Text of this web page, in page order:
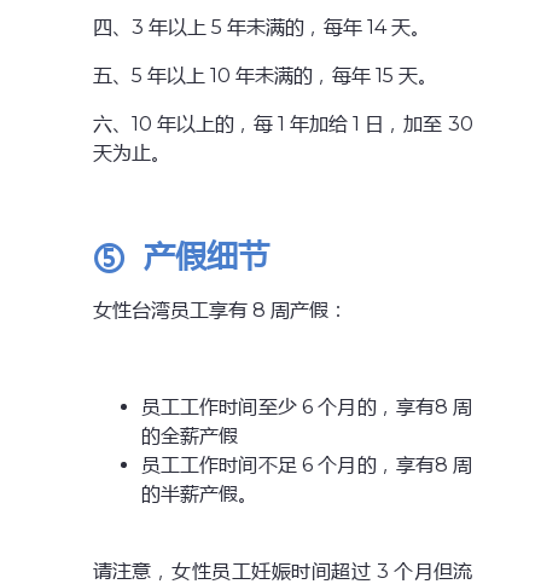
四、3 年以上 5 年未满的，每年 14 天。
五、5 年以上 10 年未满的，每年 15 天。
六、10 年以上的，每 1 年加给 1 日，加至 30
天为止。
⑤ 产假细节
女性台湾员工享有 8 周产假：
员工工作时间至少 6 个月的，享有8 周
的全薪产假
员工工作时间不足 6 个月的，享有8 周
的半薪产假。
请注意，女性员工妊娠时间超过 3 个月但流